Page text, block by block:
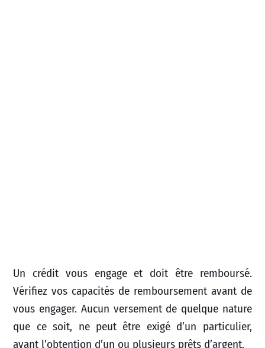
Un crédit vous engage et doit être remboursé.
Vérifiez vos capacités de remboursement avant de
vous engager. Aucun versement de quelque nature
que ce soit, ne peut être exigé d’un particulier,
avant l’obtention d’un ou plusieurs prêts d’argent.